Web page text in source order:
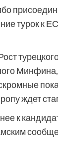
турок к
ждет
к